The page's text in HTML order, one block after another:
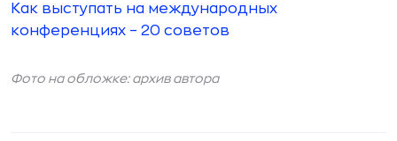
Как выступать на международных
конференциях – 20 советов
Фото на обложке: архив автора